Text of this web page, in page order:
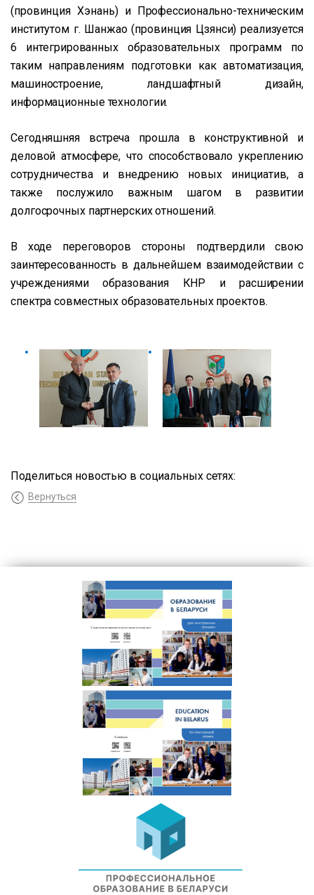
(провинция Хэнань) и Профессионально-техническим
институтом г. Шанжао (провинция Цзянси) реализуется
6 интегрированных образовательных программ по
таким направлениям подготовки как автоматизация,
машиностроение, ландшафтный дизайн,
информационные технологии.
Сегодняшняя встреча прошла в конструктивной и
деловой атмосфере, что способствовало укреплению
сотрудничества и внедрению новых инициатив, а
также послужило важным шагом в развитии
долгосрочных партнерских отношений.
В ходе переговоров стороны подтвердили свою
заинтересованность в дальнейшем взаимодействии с
учреждениями образования КНР и расширении
спектра совместных образовательных проектов.
Поделиться новостью в социальных сетях:
Вернуться